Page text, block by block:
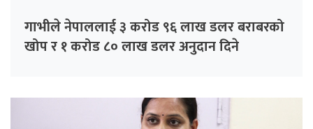
गाभीले नेपाललाई ३ करोड ९६ लाख डलर बराबरको
खोप र १ करोड ८० लाख डलर अनुदान दिने